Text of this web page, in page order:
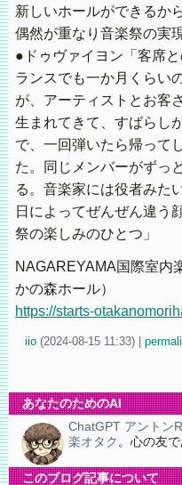
新しいホールができるか
偶然が重なり音楽祭の実
●ドゥヴァイヨン「客席
ランスでも一か月くらい
が、アーティストとお客
生まれてきて、すばらし
で、一回弾いたら帰って
た。同じメンバーがずっ
る。音楽家には役者みた
日によってぜんぜん違う
祭の楽しみのひとつ」
NAGAREYAMA国際室内
かの森ホール）
https://starts-
iio (2024-08-15 11:33)
あなたのためのAI
ChatGPT アントン
楽オタク 。心の友
このブログ記事について